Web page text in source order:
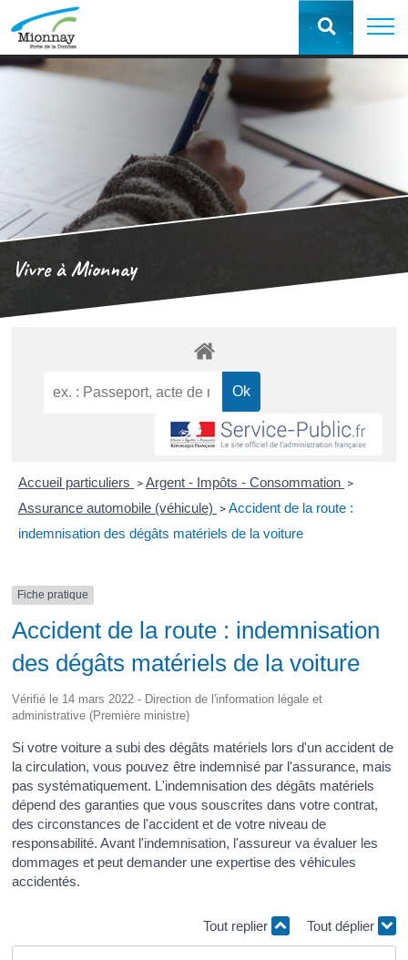
Vivre à Mionnay
Accueil particuliers > Argent - Impôts - Consommation >
Assurance automobile (véhicule) > Accident de la route :
indemnisation des dégâts matériels de la voiture
Fiche pratique
Accident de la route : indemnisation
des dégâts matériels de la voiture
Vérifié le 14 mars 2022 - Direction de l'information légale et
administrative (Première ministre)
Si votre voiture a subi des dégâts matériels lors d'un accident de
la circulation, vous pouvez être indemnisé par l'assurance, mais
pas systématiquement. L'indemnisation des dégâts matériels
dépend des garanties que vous souscrites dans votre contrat,
des circonstances de l'accident et de votre niveau de
responsabilité. Avant l'indemnisation, l'assureur va évaluer les
dommages et peut demander une expertise des véhicules
accidentés.
Tout replier Tout déplier